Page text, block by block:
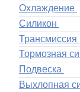
Охлаждение
Силикон
Трансмиссия
Тормозная
Подвеска
Выхлопная